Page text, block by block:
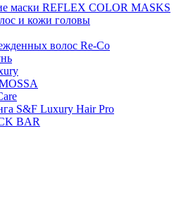
маски REFLEX COLOR MASKS
и кожи головы
волос Re-Co
S&F Luxury Hair Pro
BAR